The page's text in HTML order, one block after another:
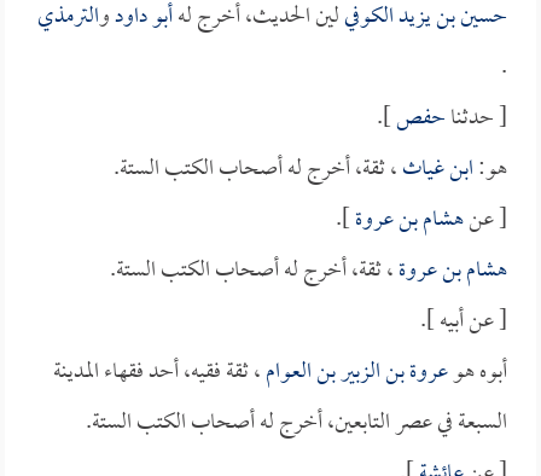
حسين بن يزيد الكوفيلين الحديث، أخرج لهأبو داودوالترمذي
.
[ حدثناحفص].
هو:ابن غياث، ثقة، أخرج له أصحاب الكتب الستة.
[ عنهشام بن عروة].
هشام بن عروة، ثقة، أخرج له أصحاب الكتب الستة.
[ عن أبيه ].
أبوه هوعروة بن الزبير بن العوام، ثقة فقيه، أحد فقهاء المدينة
السبعة في عصر التابعين، أخرج له أصحاب الكتب الستة.